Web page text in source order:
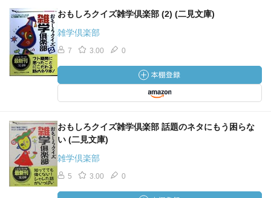
おもしろクイズ雑学倶楽部 (2) (二見文庫)
雑学倶楽部
7 3.00 0
おもしろクイズ雑学倶楽部 話題のネタにもう困らな
い (二見文庫)
雑学倶楽部
5 3.00 0